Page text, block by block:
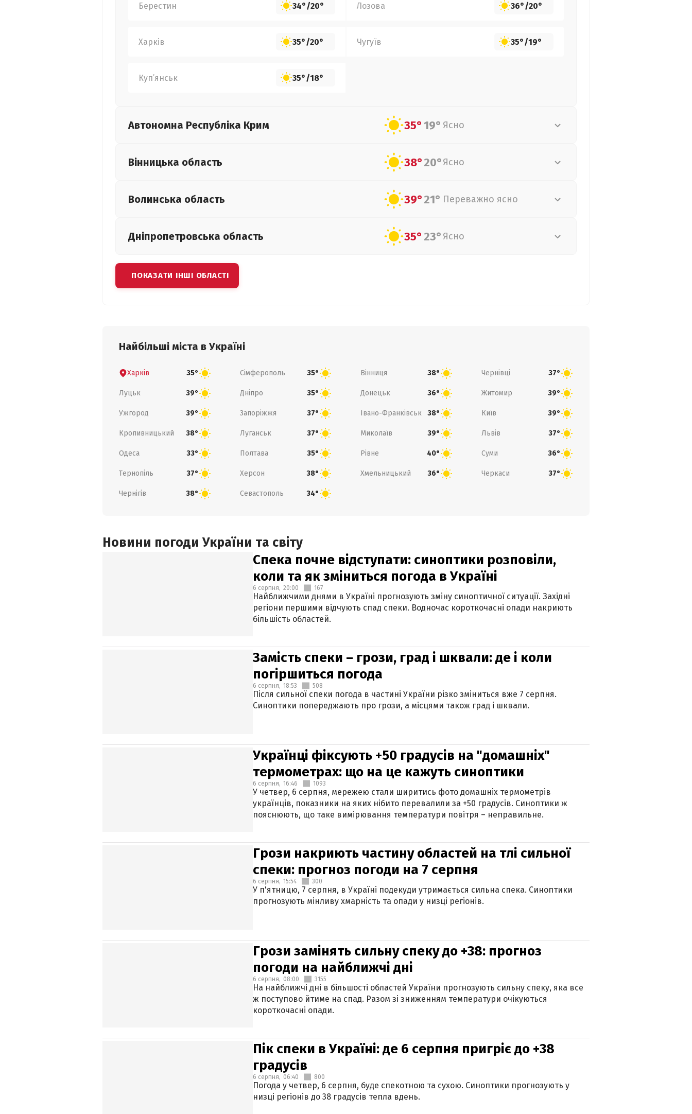
Берестин 34°/20° Лозова 36°/20°
Харків 35°/20° Чугуїв 35°/19°
Куп’янськ 35°/18°
Автономна Республіка Крим 35°19° Ясно
Вінницька область 38°20°Ясно
Волинська область 39°21° Переважно ясно
Дніпропетровська область 35°23° Ясно
ПОКАЗАТИ ІНШІ ОБЛАСТІ
Найбільші міста в Україні
Харків 35° Сімферополь 35° Вінниця 38° Чернівці 37°
Луцьк 39° Дніпро 35° Донецьк 36° Житомир 39°
Ужгород 39° Запоріжжя 37° Івано-Франківськ 38° Київ 39°
Кропивницький 38° Луганськ 37° Миколаїв 39° Львів 37°
Одеса 33° Полтава 35° Рівне 40° Суми 36°
Тернопіль 37° Херсон 38° Хмельницький 36° Черкаси 37°
Чернігів 38° Севастополь 34°
Новини погоди України та світу
Спека почне відступати: синоптики розповіли,
коли та як зміниться погода в Україні
6 серпня, 20:00 167
Найближчими днями в Україні прогнозують зміну синоптичної ситуації. Західні
регіони першими відчують спад спеки. Водночас короткочасні опади накриють
більшість областей.
Замість спеки – грози, град і шквали: де і коли
погіршиться погода
6 серпня, 18:53 508
Після сильної спеки погода в частині України різко зміниться вже 7 серпня.
Синоптики попереджають про грози, а місцями також град і шквали.
Українці фіксують +50 градусів на "домашніх"
термометрах: що на це кажуть синоптики
6 серпня, 16:46 1093
У четвер, 6 серпня, мережею стали ширитись фото домашніх термометрів
українців, показники на яких нібито перевалили за +50 градусів. Синоптики ж
пояснюють, що таке вимірювання температури повітря – неправильне.
Грози накриють частину областей на тлі сильної
спеки: прогноз погоди на 7 серпня
6 серпня, 15:54 300
У п'ятницю, 7 серпня, в Україні подекуди утримається сильна спека. Синоптики
прогнозують мінливу хмарність та опади у низці регіонів.
Грози замінять сильну спеку до +38: прогноз
погоди на найближчі дні
6 серпня, 08:00 3155
На найближчі дні в більшості областей України прогнозують сильну спеку, яка все
ж поступово йтиме на спад. Разом зі зниженням температури очікуються
короткочасні опади.
Пік спеки в Україні: де 6 серпня пригріє до +38
градусів
6 серпня, 06:40 800
Погода у четвер, 6 серпня, буде спекотною та сухою. Синоптики прогнозують у
низці регіонів до 38 градусів тепла вдень.